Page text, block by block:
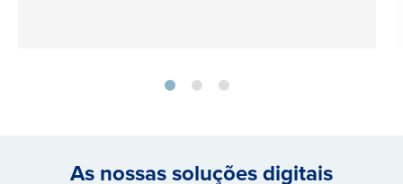
As nossas soluções digitais